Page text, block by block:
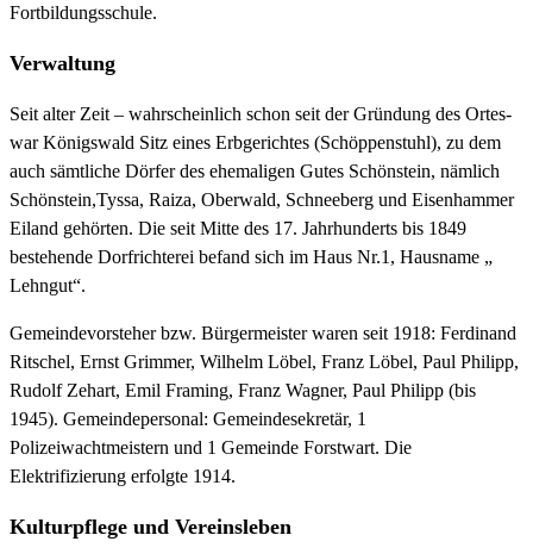
Fortbildungsschule.
Verwaltung
Seit alter Zeit – wahrscheinlich schon seit der Gründung des Ortes-
war Königswald Sitz eines Erbgerichtes (Schöppenstuhl), zu dem
auch sämtliche Dörfer des ehemaligen Gutes Schönstein, nämlich
Schönstein,Tyssa, Raiza, Oberwald, Schneeberg und Eisenhammer
Eiland gehörten. Die seit Mitte des 17. Jahrhunderts bis 1849
bestehende Dorfrichterei befand sich im Haus Nr.1, Hausname „
Lehngut“.
Gemeindevorsteher bzw. Bürgermeister waren seit 1918: Ferdinand
Ritschel, Ernst Grimmer, Wilhelm Löbel, Franz Löbel, Paul Philipp,
Rudolf Zehart, Emil Framing, Franz Wagner, Paul Philipp (bis
1945). Gemeindepersonal: Gemeindesekretär, 1
Polizeiwachtmeistern und 1 Gemeinde Forstwart. Die
Elektrifizierung erfolgte 1914.
Kulturpflege und Vereinsleben